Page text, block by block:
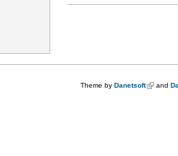
Theme by Danetsoft(link is
and